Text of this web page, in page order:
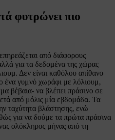
φυτρώνει πιο
από διάφορους
για τα δεδομένα της χώρας
Δεν είναι καθόλου απίθανο
ένα γυμνό χωράφι με λόλιουμ,
βέβαια- να βλέπει πράσινο σε
από μόλις μία εβδομάδα. Τα
ταχύτητα βλάστησης, ενώ
για να δούμε τα πρώτα πράσινα
ολόκληρος μήνας από τη